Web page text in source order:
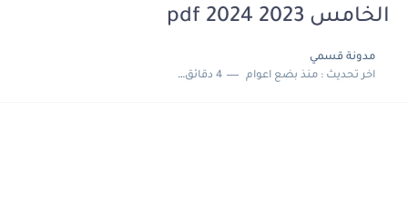
الخامس 2023 2024 pdf
مدونة قسمي
اخر تحديث :منذ بضع اعوام 4 دقائق للقراءة